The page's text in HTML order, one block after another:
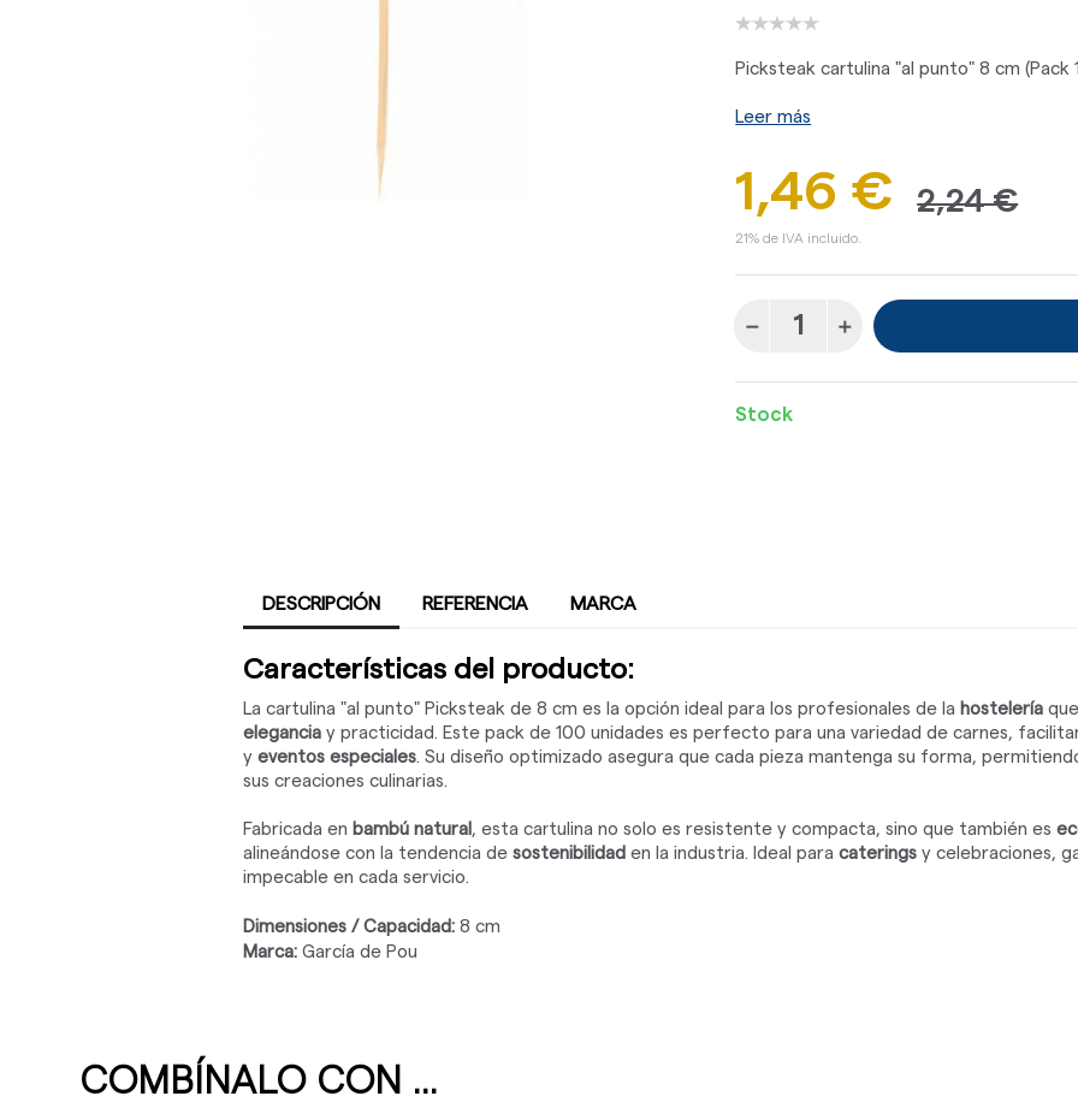
Picksteak cartulina "al punto" 8 cm (Pack
Leer más
1,46 € 2,24 €
21% de IVA incluido.
Stock
DESCRIPCIÓN REFERENCIA MARCA
Características del producto:
La cartulina "al punto" Picksteak de 8 cm es la opción ideal para los profesionales de la hosteleríaque
eleganciay practicidad. Este pack de 100 unidades es perfecto para una variedad de carnes,
y eventos especiales. Su diseño optimizado asegura que cada pieza mantenga su forma,
sus creaciones culinarias.
Fabricada en bambú natural , esta cartulina no solo es resistente y compacta, sino que también es
alineándose con la tendencia de sostenibilidad en la industria. Ideal para cateringsy celebraciones,
impecable en cada servicio.
Dimensiones / Capacidad:8 cm
Marca:García de Pou
COMBÍNALO CON ...